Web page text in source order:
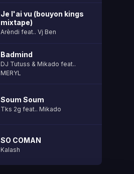
Je l'ai vu (bouyon kings
mixtape)
Arèndi feat.. Vj Ben
Badmind
DJ Tutuss & Mikado feat..
MERYL
Soum Soum
Tks 2g feat.. Mikado
SO COMAN
Kalash